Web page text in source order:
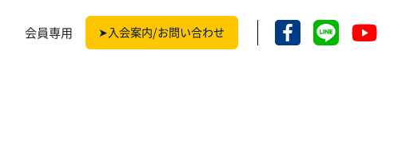
会員専用 ➤入会案内/お問い合わせ